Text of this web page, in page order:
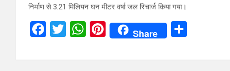
निर्माण से 3.21 मिलियन घन मीटर वर्षा जल रिचार्ज किया गया।
F
ce
T
tt
W
at
Pi
nt
er
Share
ar